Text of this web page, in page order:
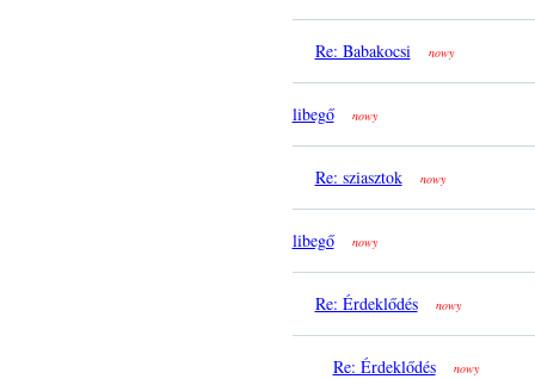
Re: Babakocsi nowy
libegő nowy
Re: sziasztok nowy
libegő nowy
Re: Érdeklődés nowy
Re: Érdeklődés nowy